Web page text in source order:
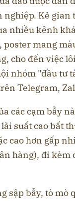
nghiệp. Kẻ gian
nhiều kênh
mang
cho đến việc
nhóm "đầu tư
Telegram,
các cạm bẫy
suất cao bất
cao hơn gấp
hàng), đi kèm
sập bẫy, tò mò